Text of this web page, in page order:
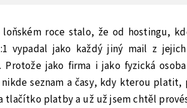
roce stalo, že od hostingu,
vypadal jako každý jiný mail z
Protože jako firma i jako fyzická
nikde seznam a časy, kdy kterou platit,
tlačítko platby a už už jsem chtěl